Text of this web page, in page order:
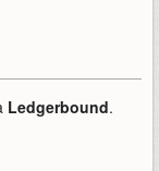
Ledgerbound.